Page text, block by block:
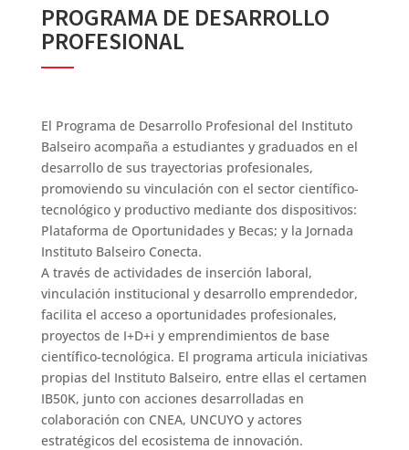
PROGRAMA DE DESARROLLO
PROFESIONAL
El Programa de Desarrollo Profesional del Instituto
Balseiro acompaña a estudiantes y graduados en el
desarrollo de sus trayectorias profesionales,
promoviendo su vinculación con el sector científico-
tecnológico y productivo mediante dos dispositivos:
Plataforma de Oportunidades y Becas; y la Jornada
Instituto Balseiro Conecta.
A través de actividades de inserción laboral,
vinculación institucional y desarrollo emprendedor,
facilita el acceso a oportunidades profesionales,
proyectos de I+D+i y emprendimientos de base
científico-tecnológica. El programa articula iniciativas
propias del Instituto Balseiro, entre ellas el certamen
IB50K, junto con acciones desarrolladas en
colaboración con CNEA, UNCUYO y actores
estratégicos del ecosistema de innovación.